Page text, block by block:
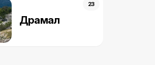
Драмал
23